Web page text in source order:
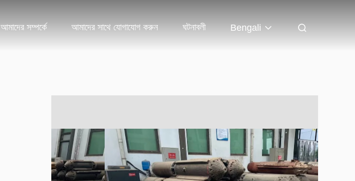
আমাদের সম্পর্কে আমাদের সাথে যোগাযোগ করুন ঘটনাবলী Bengali